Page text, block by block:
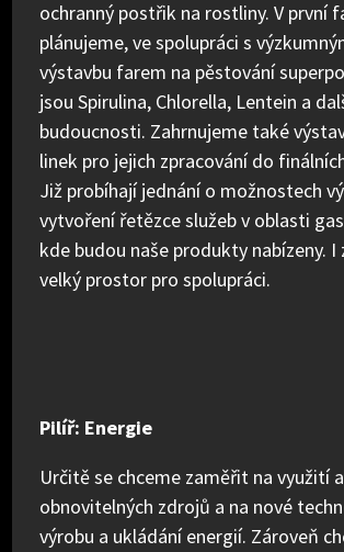
ochranný postřik na rostliny. V první
plánujeme, ve spolupráci s
výstavbu farem na pěstování
jsou Spirulina, Chlorella, Lentein a
budoucnosti. Zahrnujeme také
linek pro jejich zpracování do
Již probíhají jednání o možnostech
vytvoření řetězce služeb v oblasti
kde budou naše produkty nabízeny. I
velký prostor pro spolupráci.
Pilíř: Energie
Určitě se chceme zaměřit na využití
obnovitelných zdrojů a na nové
výrobu a ukládání energií. Zároveň